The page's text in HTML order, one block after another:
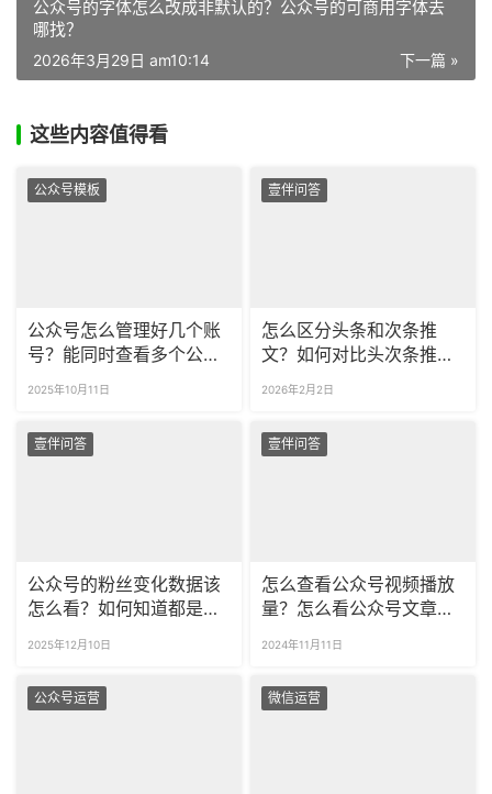
公众号的字体怎么改成非默认的？公众号的可商用字体去
哪找？
下一篇 »
2026年3月29日 am10:14
这些内容值得看
公众号模板
公众号怎么管理好几个账
号？能同时查看多个公众
2025年10月11日
壹伴问答
怎么区分头条和次条推
文？如何对比头次条推文
2026年2月2日
壹伴问答
公众号的粉丝变化数据该
怎么看？如何知道都是谁
2025年12月10日
壹伴问答
怎么查看公众号视频播放
量？怎么看公众号文章的
2024年11月11日
公众号运营 微信运营